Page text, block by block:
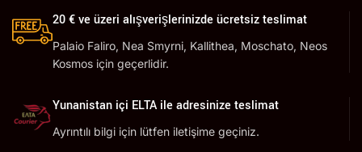
20 € ve üzeri alışverişlerinizde ücretsiz teslimat
Palaio Faliro, Nea Smyrni, Kallithea, Moschato, Neos
Kosmos için geçerlidir.
Yunanistan içi ELTA ile adresinize teslimat
Ayrıntılı bilgi için lütfen iletişime geçiniz.